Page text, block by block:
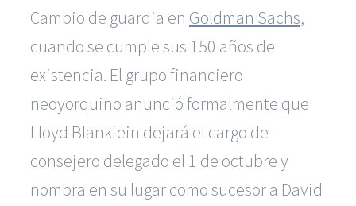
Cambio de guardia en Goldman Sachs,
cuando se cumple sus 150 años de
existencia. El grupo financiero
neoyorquino anunció formalmente que
Lloyd Blankfein dejará el cargo de
consejero delegado el 1 de octubre y
nombra en su lugar como sucesor a David